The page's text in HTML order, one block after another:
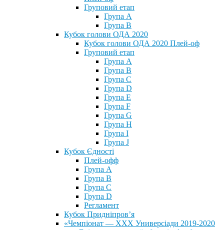
Груповий етап
Група А
Група В
Кубок голови ОДА 2020
Кубок голови ОДА 2020 Плей-оф
Груповий етап
Група A
Група B
Група C
Група D
Група E
Група F
Група G
Група H
Група I
Група J
Кубок Єдності
Плей-офф
Група А
Група В
Група С
Група D
Регламент
Кубок Придніпров’я
«Чемпіонат — ХХХ Универсіади 2019-2020